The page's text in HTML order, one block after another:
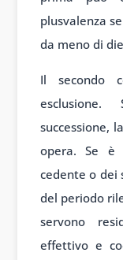
plusvalenza
da meno di
Il secondo
successione,
opera. Se è
cedente o dei
del periodo
servono
effettivo e